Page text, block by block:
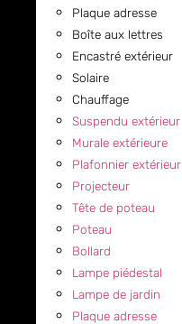
Plaque adresse
Boîte aux lettres
Encastré extérieur
Solaire
Chauffage
Suspendu extérieur
Murale extérieure
Plafonnier extérieur
Projecteur
Tête de poteau
Poteau
Bollard
Lampe piédestal
Lampe de jardin
Plaque adresse